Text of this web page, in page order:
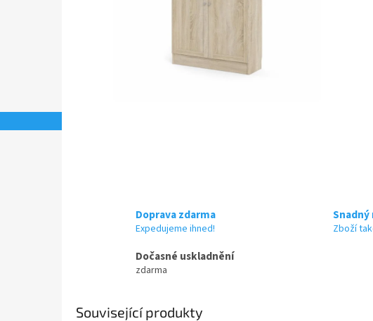
Doprava zdarma
Expedujeme ihned! Zboží
Dočasné uskladnění
zdarma
Související produkty